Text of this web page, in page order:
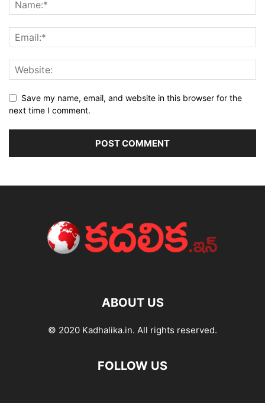
Save my name, email, and website in this browser for the
next time I comment.
ABOUT US
© 2020 Kadhalika.in. All rights reserved.
FOLLOW US